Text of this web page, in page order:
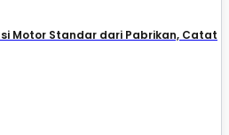
Motor Standar dari Pabrikan, Catat